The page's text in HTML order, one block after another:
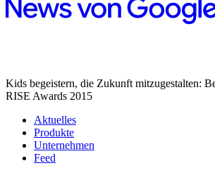
Kids begeistern, die Zukunft mitzugestalten:
RISE Awards 2015
Aktuelles
Produkte
Unternehmen
Feed